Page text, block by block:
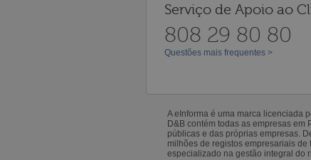
Serviço de Apoio ao
808 29 80 80
Questões mais frequentes >
A eInforma é uma marca licenciada
D&B contém todas as empresas
públicas e das próprias empresas.
milhões de registos empresariais de
especializado na gestão integral do